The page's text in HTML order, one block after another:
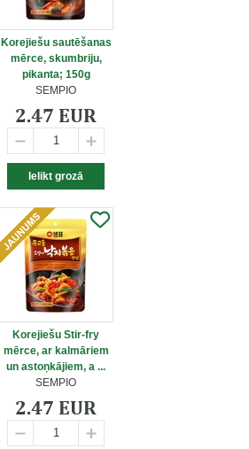
Korejiešu sautēšanas
mērce, skumbriju,
pikanta; 150g
SEMPIO
2.47 EUR
Korejiešu Stir-fry
mērce, ar kalmāriem
un astoņkājiem, a ...
SEMPIO
2.47 EUR